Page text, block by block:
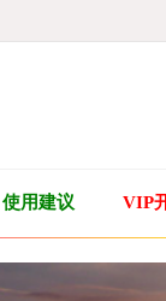
使用建议 VIP